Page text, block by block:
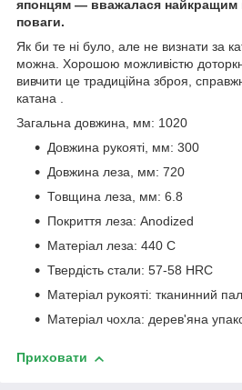
японцям — вважалася найкращим
поваги.
Як би те ні було, але не визнати за
можна. Хорошою можливістю
вивчити це традиційна зброя,
катана .
Загальна довжина, мм: 1020
Довжина рукояті, мм: 300
Довжина леза, мм: 720
Товщина леза, мм: 6.8
Покриття леза: Anodized
Матеріал леза: 440 C
Твердість стали: 57-58 HRC
Матеріал рукояті: тканинний
Матеріал чохла: дерев'яна
Приховати